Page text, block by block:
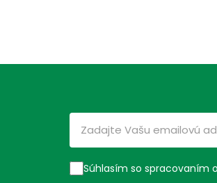
Súhlasím so spracovaním